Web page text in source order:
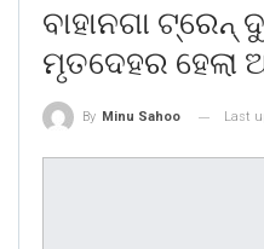
ବାହାନଗା ଟ୍ରେନ୍
ମୃତଦେହର ହେଲା
By Minu Sahoo Last